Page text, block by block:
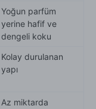
Yoğun parfüm
yerine hafif ve
dengeli koku
Kolay durulanan
yapı
Az miktarda